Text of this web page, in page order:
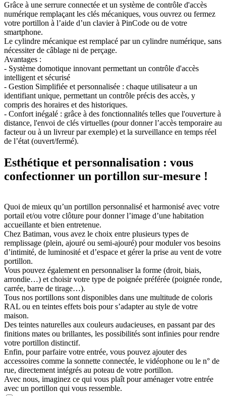
Grâce à une serrure connectée et un système de contrôle d'accès
numérique remplaçant les clés mécaniques, vous ouvrez ou fermez
votre portillon à l’aide d’un clavier à PinCode ou de votre
smartphone.
Le cylindre mécanique est remplacé par un cylindre numérique, sans
nécessiter de câblage ni de perçage.
Avantages :
- Système domotique innovant permettant un contrôle d'accès
intelligent et sécurisé
- Gestion Simplifiée et personnalisée : chaque utilisateur a un
identifiant unique, permettant un contrôle précis des accès, y
compris des horaires et des historiques.
- Confort inégalé : grâce à des fonctionnalités telles que l'ouverture à
distance, l'envoi de clés virtuelles (pour donner l’accès temporaire au
facteur ou à un livreur par exemple) et la surveillance en temps réel
de l’état (ouvert/fermé).
Esthétique et personnalisation : vous
confectionner un portillon sur-mesure !
Quoi de mieux qu’un portillon personnalisé et harmonisé avec votre
portail et/ou votre clôture pour donner l’image d’une habitation
accueillante et bien entretenue.
Chez Batiman, vous avez le choix entre plusieurs types de
remplissage (plein, ajouré ou semi-ajouré) pour moduler vos besoins
d’intimité, de luminosité et d’espace et gérer la prise au vent de votre
portillon.
Vous pouvez également en personnaliser la forme (droit, biais,
arrondie…) et choisir votre type de poignée préférée (poignée ronde,
carrée, barre de tirage…).
Tous nos portillons sont disponibles dans une multitude de coloris
RAL ou en teintes effets bois pour s’adapter au style de votre
maison.
Des teintes naturelles aux couleurs audacieuses, en passant par des
finitions mates ou brillantes, les possibilités sont infinies pour rendre
votre portillon distinctif.
Enfin, pour parfaire votre entrée, vous pouvez ajouter des
accessoires comme la sonnette connectée, le vidéophone ou le n° de
rue, directement intégrés au poteau de votre portillon.
Avec nous, imaginez ce qui vous plaît pour aménager votre entrée
avec un portillon qui vous ressemble.